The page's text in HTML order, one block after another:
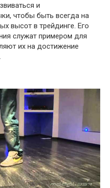
и
чтобы быть всегда на
высот в трейдинге. Его
служат примером для
их на достижение